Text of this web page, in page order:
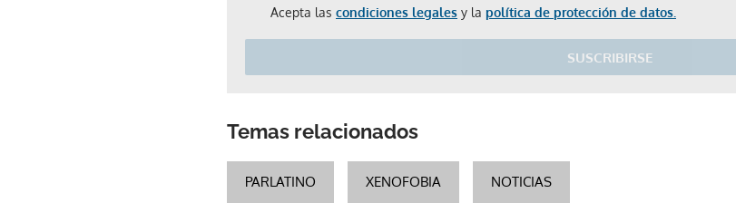
Acepta las condiciones legales y la política de protección de datos.
SUSCRIBIRSE
Temas relacionados
PARLATINO XENOFOBIA NOTICIAS